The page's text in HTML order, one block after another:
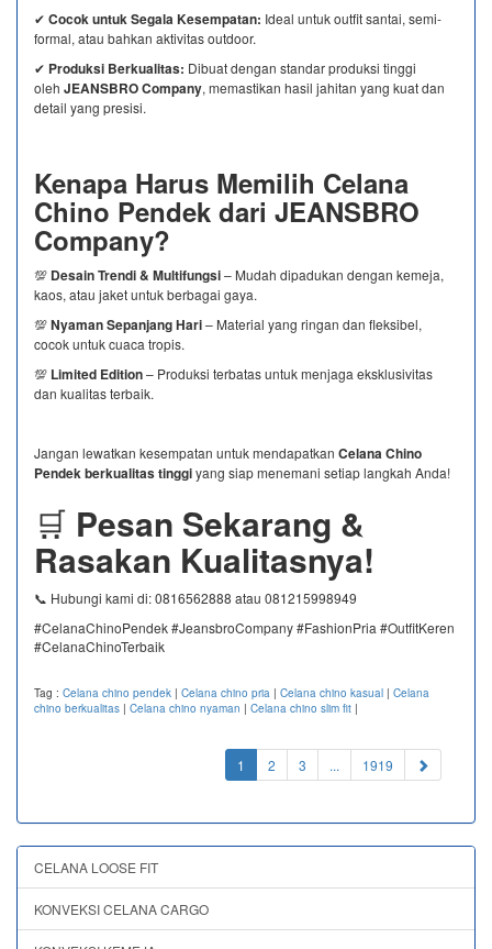
✔ Cocok untuk Segala Kesempatan: Ideal untuk outfit santai, semi-
formal, atau bahkan aktivitas outdoor.
✔ Produksi Berkualitas: Dibuat dengan standar produksi tinggi
oleh JEANSBRO Company, memastikan hasil jahitan yang kuat dan
detail yang presisi.
Kenapa Harus Memilih Celana
Chino Pendek dari JEANSBRO
Company?
💯 Desain Trendi & Multifungsi– Mudah dipadukan dengan kemeja,
kaos, atau jaket untuk berbagai gaya.
💯Nyaman Sepanjang Hari– Material yang ringan dan fleksibel,
cocok untuk cuaca tropis.
💯 Limited Edition– Produksi terbatas untuk menjaga eksklusivitas
dan kualitas terbaik.
Jangan lewatkan kesempatan untuk mendapatkan Celana Chino
Pendek berkualitas tinggiyang siap menemani setiap langkah Anda!
🛒 Pesan Sekarang &
Rasakan Kualitasnya!
📞 Hubungi kami di: 0816562888 atau 081215998949
#CelanaChinoPendek #JeansbroCompany #FashionPria #OutfitKeren
#CelanaChinoTerbaik
Tag : Celana chino pendek | Celana chino pria | Celana chino kasual | Celana
chino berkualitas | Celana chino nyaman | Celana chino slim fit |
1 (current)
2 3 ... 1919
CELANA LOOSE FIT
KONVEKSI CELANA CARGO